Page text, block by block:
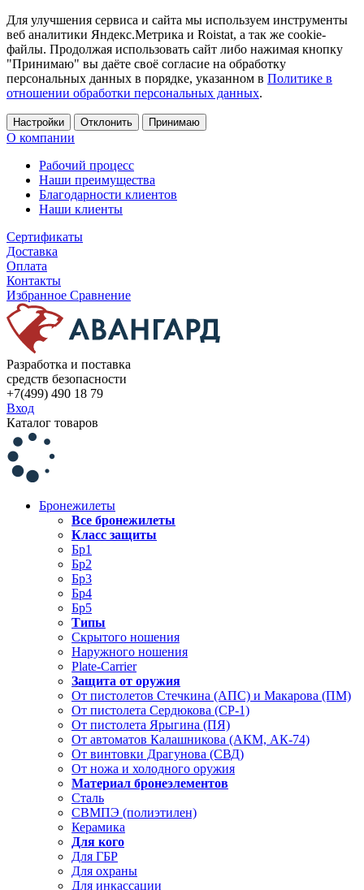
Для улучшения сервиса и сайта мы используем инструменты
веб аналитики Яндекс.Метрика и Roistat, а так же cookie-
файлы. Продолжая использовать сайт либо нажимая кнопку
"Принимаю" вы даёте своё согласие на обработку
персональных данных в порядке, указанном в Политике в
отношении обработки персональных данных.
Настройки Отклонить Принимаю
О компании
Рабочий процесс
Наши преимущества
Благодарности клиентов
Наши клиенты
Сертификаты
Доставка
Оплата
Контакты
Избранное Сравнение
Разработка и поставка
средств безопасности
+7(499) 490 18 79
Вход
Каталог товаров
Бронежилеты
Все бронежилеты
Класс защиты
Бр1
Бр2
Бр3
Бр4
Бр5
Типы
Скрытого ношения
Наружного ношения
Plate-Carrier
Защита от оружия
От пистолетов Стечкина (АПС) и Макарова (ПМ)
От пистолета Сердюкова (СР-1)
От пистолета Ярыгина (ПЯ)
От автоматов Калашникова (АКМ, АК-74)
От винтовки Драгунова (СВД)
От ножа и холодного оружия
Материал бронеэлементов
Сталь
СВМПЭ (полиэтилен)
Керамика
Для кого
Для ГБР
Для охраны
Для инкассации